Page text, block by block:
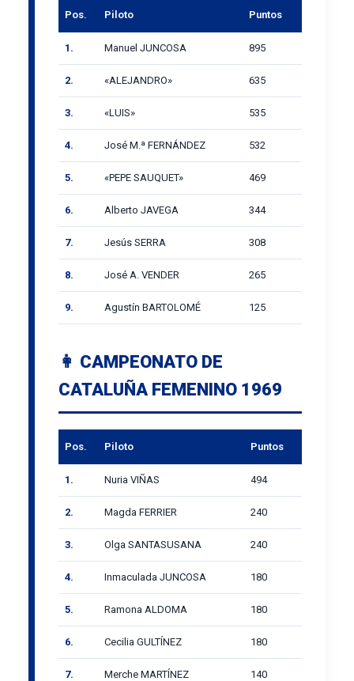
Pos. Piloto Puntos
1. Manuel JUNCOSA 895
2. «ALEJANDRO» 635
3. «LUIS» 535
4. José M.ª FERNÁNDEZ 532
5. «PEPE SAUQUET» 469
6. Alberto JAVEGA 344
7. Jesús SERRA 308
8. José A. VENDER 265
9. Agustín BARTOLOMÉ 125
👩 CAMPEONATO DE
CATALUÑA FEMENINO 1969
Pos. Piloto Puntos
1. Nuria VIÑAS 494
2. Magda FERRIER 240
3. Olga SANTASUSANA 240
4. Inmaculada JUNCOSA 180
5. Ramona ALDOMA 180
6. Cecilia GULTÍNEZ 180
7. Merche MARTÍNEZ 140